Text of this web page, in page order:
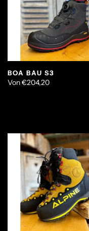
BOA BAU S3
Von€204,20